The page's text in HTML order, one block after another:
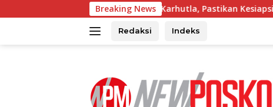
ke
Breaking News
Siaga Karhutla, Pastikan Kesiapsiagaan Hadapi Musim
Redaksi Indeks